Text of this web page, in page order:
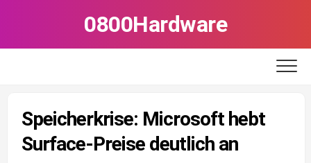
0800Hardware
Speicherkrise: Microsoft hebt
Surface-Preise deutlich an